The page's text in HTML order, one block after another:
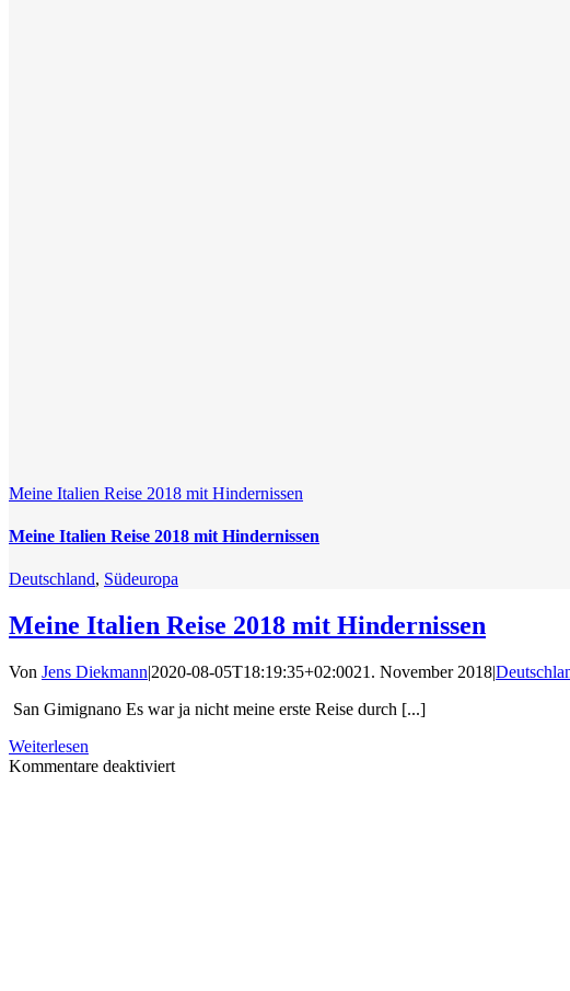
Meine Italien Reise 2018 mit Hindernissen
Meine Italien Reise 2018 mit Hindernissen
Deutschland, Südeuropa
Meine Italien Reise 2018 mit Hindernissen
Von Jens Diekmann|2020-08-05T18:19:35+02:0021. November 2018|
San Gimignano Es war ja nicht meine erste Reise durch [...]
Weiterlesen
Kommentare deaktiviertfür